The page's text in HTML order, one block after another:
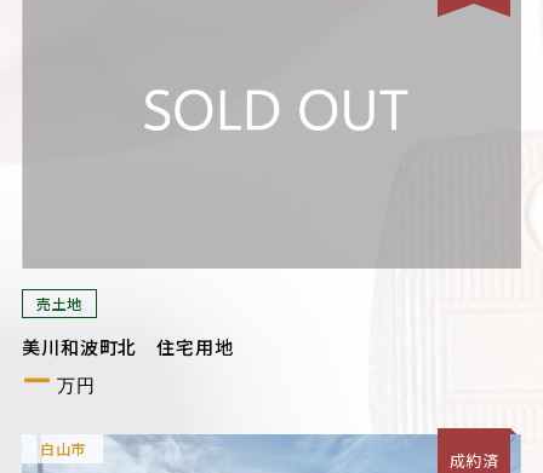
売土地
美川和波町北 住宅用地
ー 万円
白山市
成約済